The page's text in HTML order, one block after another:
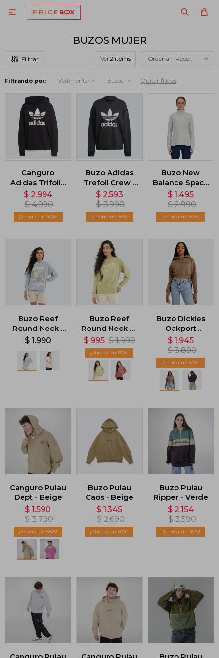

BUZOS MUJER
Ver Recomendados
Filtrando por: Vestimenta Buzos Quitar filtros
Canguro
Adidas Trifolio
- Negro
$ 2.994
$ 4.990
40
Buzo Adidas
Trefoil Crew -
Negro
$ 2.593
$ 3.990
35
Buzo New
Balance Space
Dye 1/4 Zip -
Gris
$ 1.495
$ 2.990
50
Buzo Reef
Round Neck -
Celeste
$ 1.990
Buzo Reef
Round Neck W
- Verde
$ 995 $ 1.990
50
Buzo Dickies
Oakport
Cropped
Hoodie -
Marrón
$ 1.945
$ 3.890
50
Canguro Pulau
Dept - Beige
$ 1.590
$ 3.790
58
Buzo Pulau
Caos - Beige
$ 1.345
$ 2.690
50
Buzo Pulau
Ripper - Verde
$ 2.154
$ 3.590
40